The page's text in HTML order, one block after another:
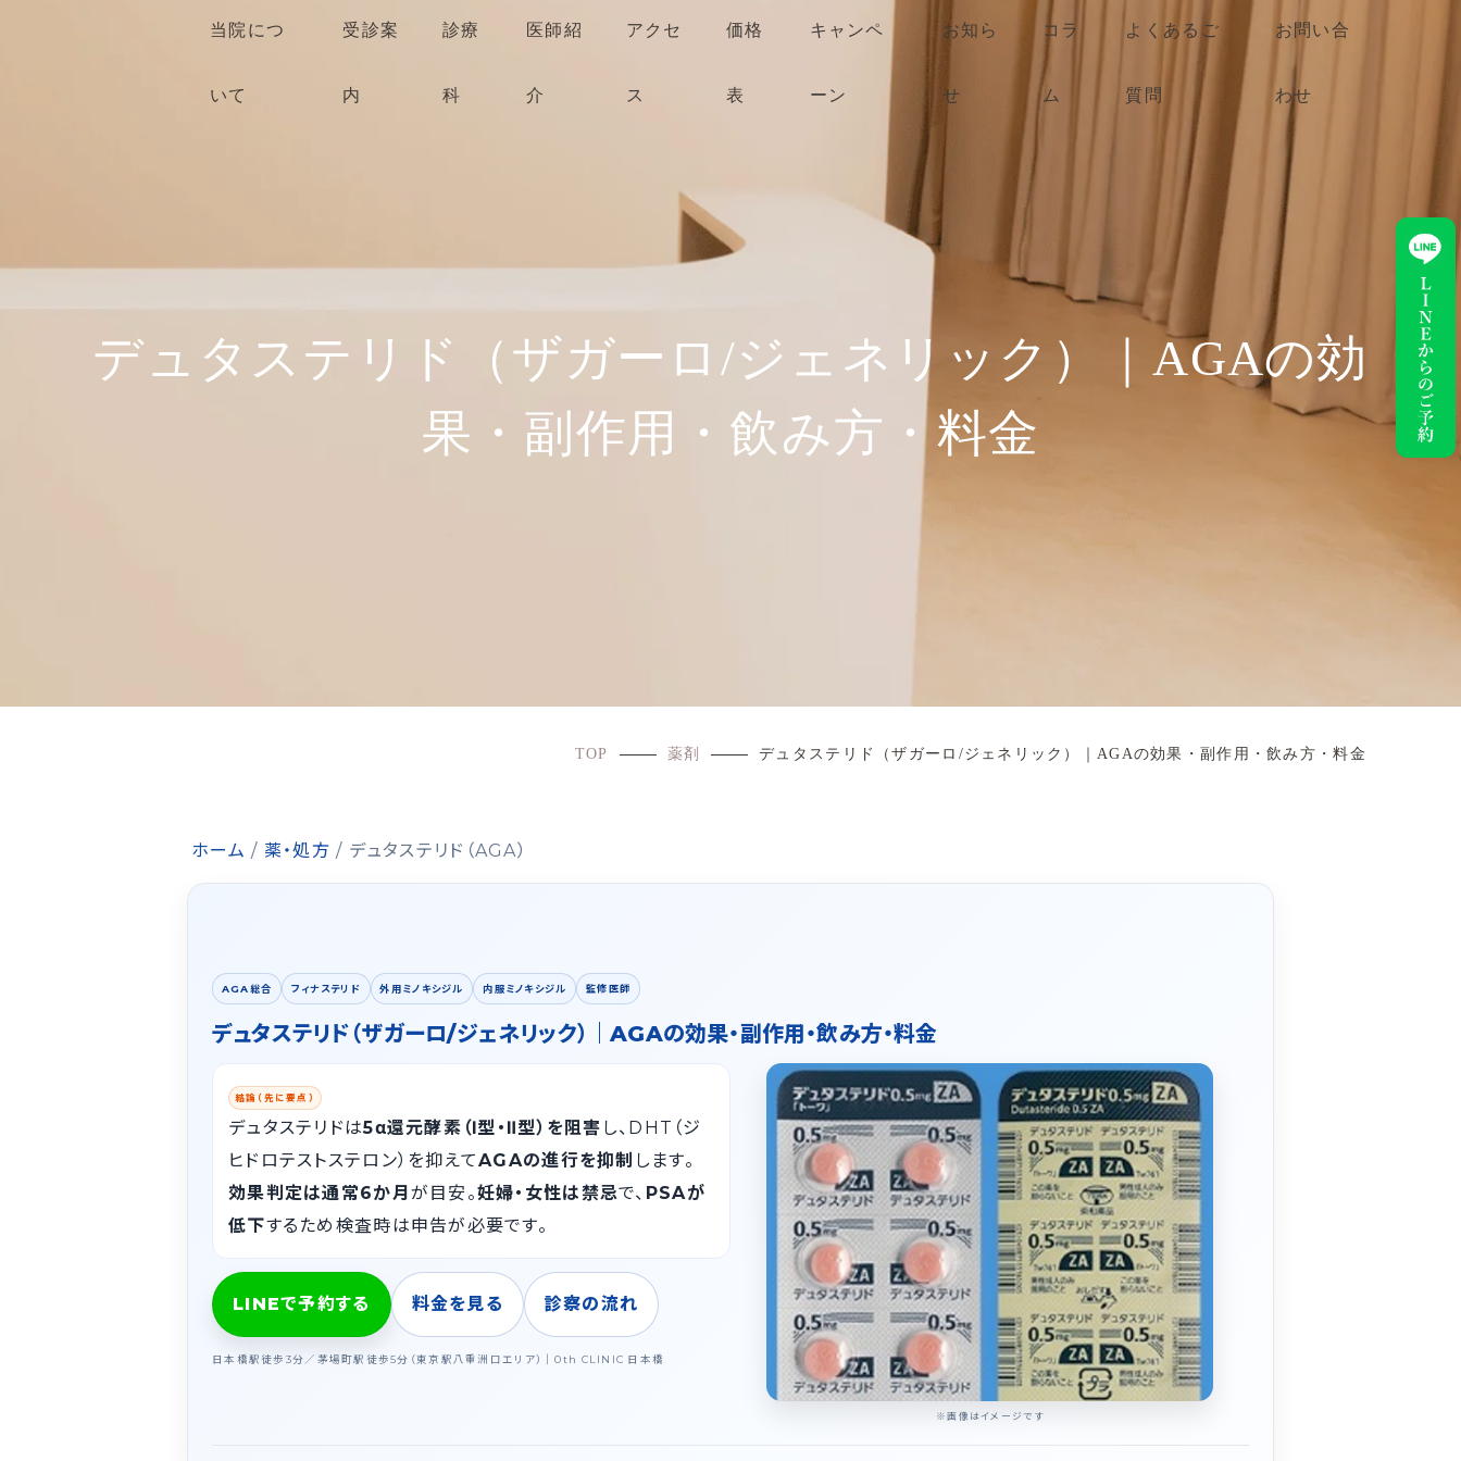
当院につ
いて
受診案
内
診療
科
医師紹
介
アクセ
ス
価格
表
キャンペ
ーン
お知ら
せ
コラ
ム
よくあるご
質問
お問い合
わせ
デュタステリド（ザガーロ/ジェネリック）｜AGAの効
果・副作用・飲み方・料金
TOP 薬剤 デュタステリド（ザガーロ/ジェネリック）｜AGAの効果・副作用・飲み方・料金
ホーム / 薬・処方 / デュタステリド（AGA）
AGA総合 フィナステリド 外用ミノキシジル 内服ミノキシジル 監修医師
デュタステリド（ザガーロ/ジェネリック）｜AGAの効果・副作用・飲み方・料金
結論（先に要点）
デュタステリドは5α還元酵素（Ⅰ型・Ⅱ型）を阻害 し、DHT（ジ
ヒドロテストステロン）を抑えてAGAの進行を抑制 します。
効果判定は通常6か月 が目安。妊婦・女性は禁忌で、 PSAが
低下するため検査時は申告が必要です。
LINEで予約する 料金を見る 診察の流れ
日本橋駅徒歩3分／茅場町駅徒歩5分（東京駅八重洲口エリア）｜0th CLINIC 日本橋
※画像はイメージです